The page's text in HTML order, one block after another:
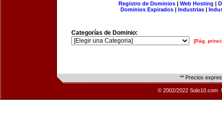
Registro de Dominios| Web Hosting |
Dominios Expirados | Industrias |
Categorías de Dominio:
[Pág.
** Precios
© 2002/2022 Solo10.com